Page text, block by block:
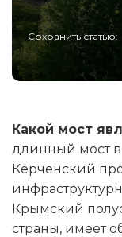
Сохранить статью:
Какой мост
длинный мост
Керченский
Крымский
страны, имеет